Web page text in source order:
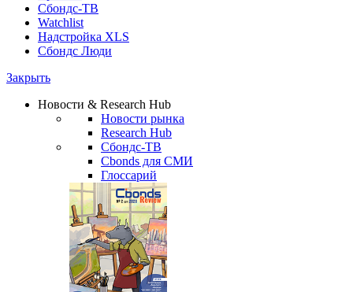
Сбондс-ТВ
Watchlist
Надстройка XLS
Сбондс Люди
Закрыть
Новости & Research Hub
Новости рынка
Research Hub
Сбондс-ТВ
Cbonds для СМИ
Глоссарий